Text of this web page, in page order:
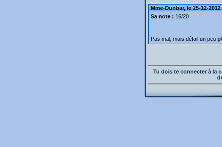
Mme-Dunbar, le 25-12-2012
Sa note : 16/20
Pas mal, mais détail un peu
Tu dois te connecter à la